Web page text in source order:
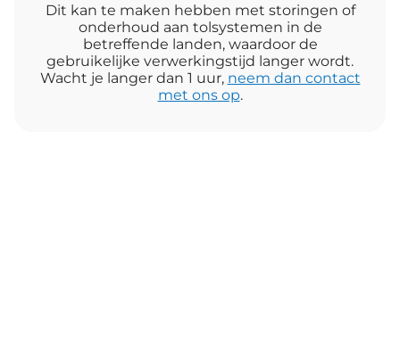
Dit kan te maken hebben met storingen of
onderhoud aan tolsystemen in de
betreffende landen, waardoor de
gebruikelijke verwerkingstijd langer wordt.
Wacht je langer dan 1 uur, neem dan contact
met ons op.